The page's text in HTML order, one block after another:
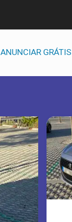
ANUNCIAR GRÁTIS